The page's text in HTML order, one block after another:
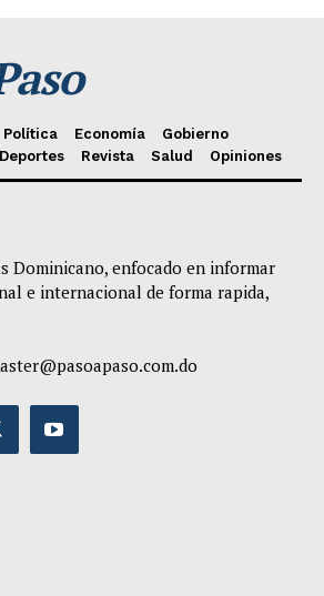
Política Economía
Gobierno
Deportes Revista Salud Opiniones
Dominicano, enfocado en informar
e internacional de forma rapida,